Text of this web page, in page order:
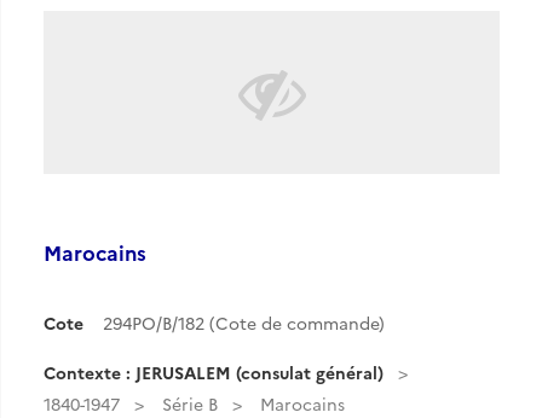
Marocains
Cote 294PO/B/182 (Cote de commande)
Contexte : JERUSALEM (consulat général)
1840-1947
Série B Marocains